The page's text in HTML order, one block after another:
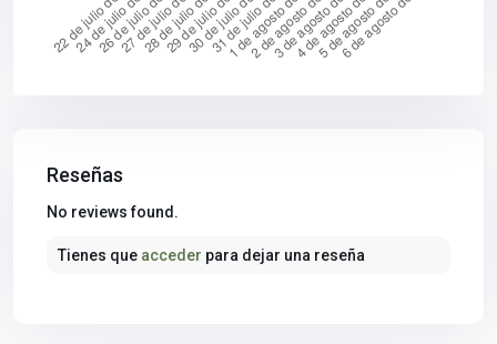
Reseñas
No reviews found.
Tienes que acceder para dejar una reseña
Sierra
Castilblanco